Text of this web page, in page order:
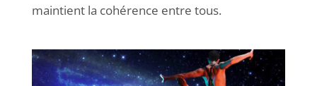
maintient la cohérence entre tous.